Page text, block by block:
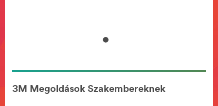
3M Megoldások Szakembereknek